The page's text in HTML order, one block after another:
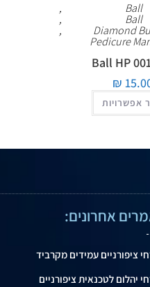
Ball
,
Ball
,
Diamond
,
Pedicure
Ball HP
₪
אפשרויות
אחרונים:
ציפורניים עמידים מקרביד
יהלום לטכנאית ציפורניים